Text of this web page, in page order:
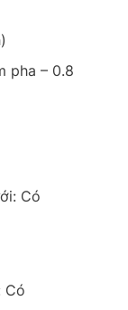
pha – 0.8
Có
Có